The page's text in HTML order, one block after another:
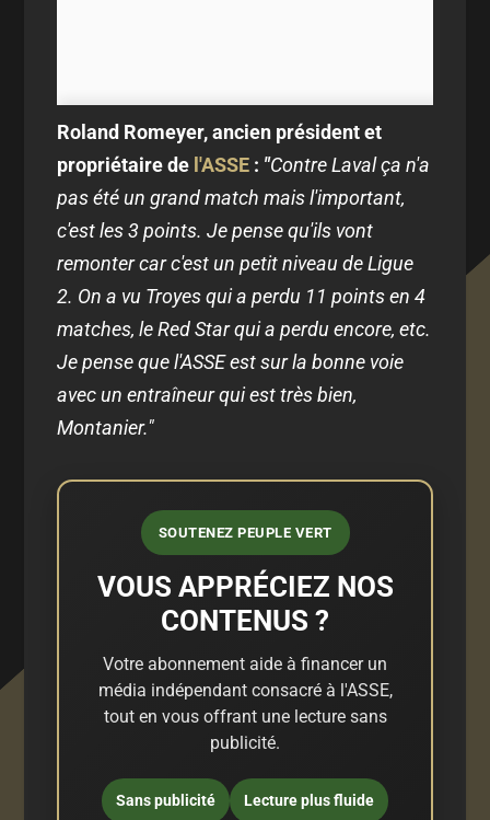
Roland Romeyer, ancien président et
propriétaire de l'ASSE : "Contre Laval ça n'a
pas été un grand match mais l'important,
c'est les 3 points. Je pense qu'ils vont
remonter car c'est un petit niveau de Ligue
2. On a vu Troyes qui a perdu 11 points en 4
matches, le Red Star qui a perdu encore, etc.
Je pense que l'ASSE est sur la bonne voie
avec un entraîneur qui est très bien,
Montanier."
SOUTENEZ PEUPLE VERT
VOUS APPRÉCIEZ NOS
CONTENUS ?
Votre abonnement aide à financer un
média indépendant consacré à l'ASSE,
tout en vous offrant une lecture sans
publicité.
Sans publicité Lecture plus fluide